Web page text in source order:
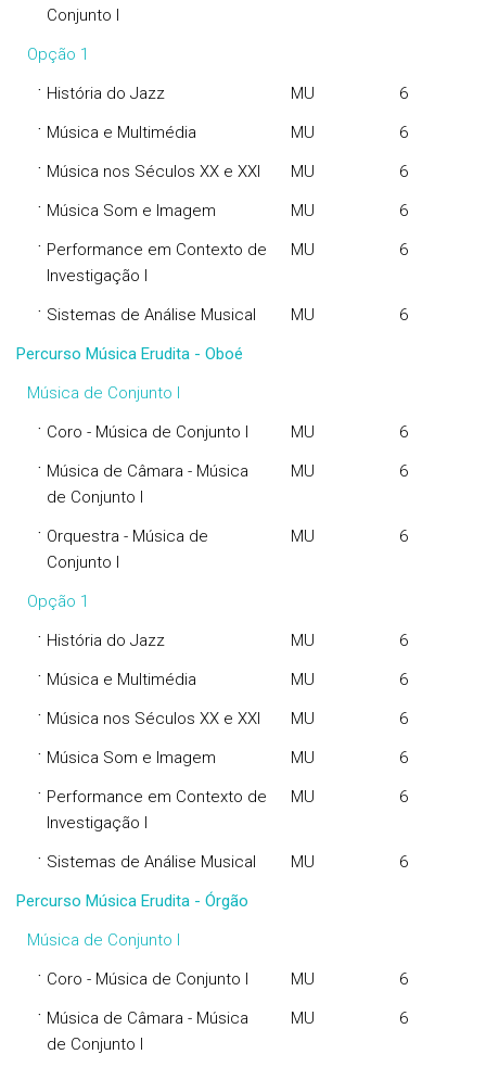
Conjunto I
Opção 1
· História do Jazz MU 6
· Música e Multimédia MU 6
· Música nos Séculos XX e XXI MU 6
· Música Som e Imagem MU 6
· Performance em Contexto de
Investigação I
MU 6
· Sistemas de Análise Musical MU
6
Percurso Música Erudita - Oboé
Música de Conjunto I
· Coro - Música de Conjunto I MU 6
· Música de Câmara - Música
de Conjunto I
MU 6
· Orquestra - Música de
Conjunto I
MU 6
Opção 1
· História do Jazz MU 6
· Música e Multimédia MU 6
· Música nos Séculos XX e XXI MU 6
· Música Som e Imagem MU 6
· Performance em Contexto de
Investigação I
MU 6
· Sistemas de Análise Musical MU
6
Percurso Música Erudita - Órgão
Música de Conjunto I
· Coro - Música de Conjunto I MU 6
· Música de Câmara - Música
de Conjunto I
MU 6